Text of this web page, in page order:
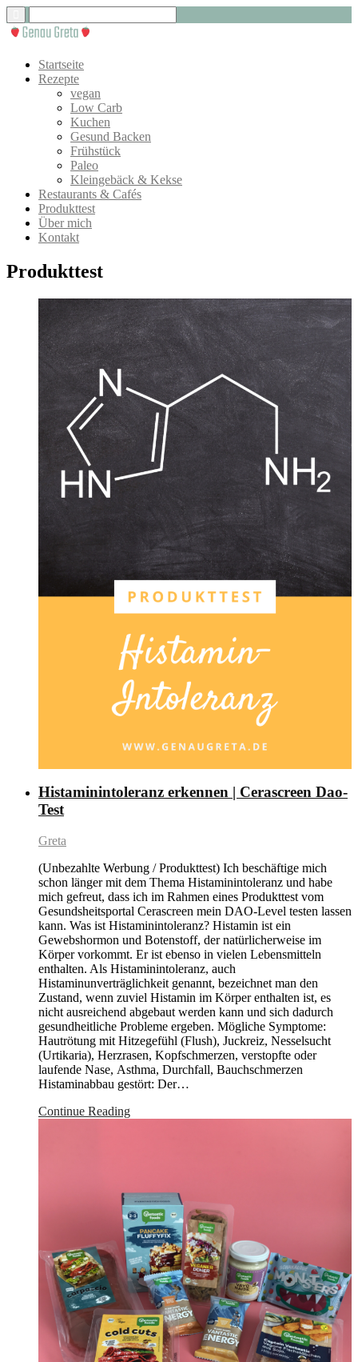
Startseite
Rezepte
vegan
Low Carb
Kuchen
Gesund Backen
Frühstück
Paleo
Kleingebäck & Kekse
Restaurants & Cafés
Produkttest
Über mich
Kontakt
Produkttest
Histaminintoleranz erkennen | Cerascreen Dao-
Test
Greta
(Unbezahlte Werbung / Produkttest) Ich beschäftige mich
schon länger mit dem Thema Histaminintoleranz und habe
mich gefreut, dass ich im Rahmen eines Produkttest vom
Gesundsheitsportal Cerascreen mein DAO-Level testen lassen
kann. Was ist Histaminintoleranz? Histamin ist ein
Gewebshormon und Botenstoff, der natürlicherweise im
Körper vorkommt. Er ist ebenso in vielen Lebensmitteln
enthalten. Als Histaminintoleranz, auch
Histaminunverträglichkeit genannt, bezeichnet man den
Zustand, wenn zuviel Histamin im Körper enthalten ist, es
nicht ausreichend abgebaut werden kann und sich dadurch
gesundheitliche Probleme ergeben. Mögliche Symptome:
Hautrötung mit Hitzegefühl (Flush), Juckreiz, Nesselsucht
(Urtikaria), Herzrasen, Kopfschmerzen, verstopfte oder
laufende Nase, Asthma, Durchfall, Bauchschmerzen
Histaminabbau gestört: Der…
Continue Reading